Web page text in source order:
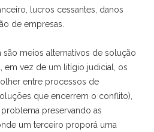
lucros cessantes, danos
de empresas.
meios alternativos de solução
em vez de um litígio judicial, os
entre processos de
que encerrem o conflito),
preservando as
um terceiro proporá uma